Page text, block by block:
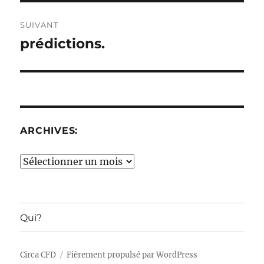
SUIVANT
Publication
prédictions.
ARCHIVES:
Archives:
Qui?
Circa CFD Fièrement propulsé par WordPress